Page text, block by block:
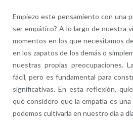
Empiezo este pensamiento con una
ser empático? A lo largo de nuestra
momentos en los que necesitamos
en los zapatos de los demás o
nuestras propias preocupaciones.
fácil, pero es fundamental para
significativas. En esta reflexión,
qué considero que la empatía es
podemos cultivarla en nuestro día a